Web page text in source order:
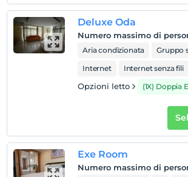
Deluxe Oda
Numero massimo di
Aria condizionata Gruppo
Internet
Internet senza fili
Opzioni letto (1X) Doppia
Exe Room
Numero massimo di